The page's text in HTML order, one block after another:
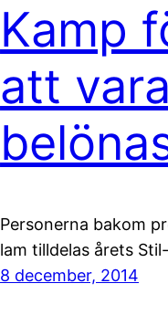
Kamp
att
Personerna bakom
lam tilldelas årets
8 december, 2014